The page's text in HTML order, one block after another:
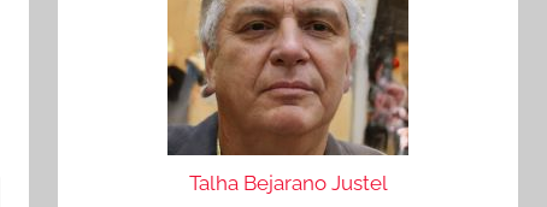
Talha Bejarano Justel